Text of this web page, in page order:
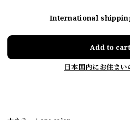
International
Add to cart
日本国内にお住まい